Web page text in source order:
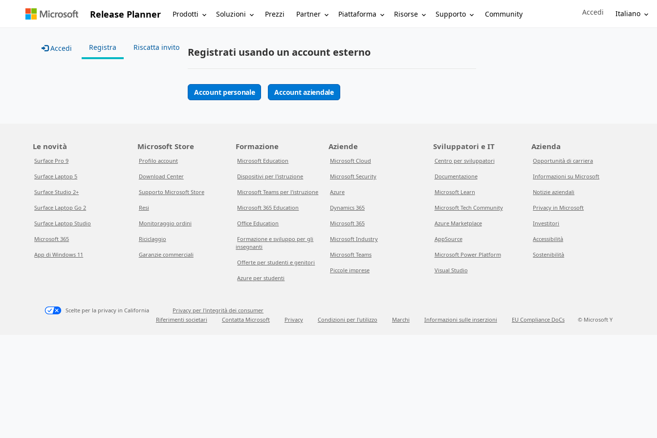
Release Planner Prodotti Soluzioni Prezzi Partner Piattaforma Risorse Supporto Community Sign in to your account
Accedi Italiano
Accedi Registra Riscatta invito Registrati usando un account esterno
Account personale Account aziendale
Le novità
Surface Pro 9
Surface Laptop 5
Surface Studio 2+
Surface Laptop Go 2
Surface Laptop Studio
Microsoft 365
App di Windows 11
Microsoft Store
Profilo account
Download Center
Supporto Microsoft Store
Resi
Monitoraggio ordini
Riciclaggio
Garanzie commerciali
Formazione
Microsoft Education
Dispositivi per l'istruzione
Microsoft Teams per l'istruzione
Microsoft 365 Education
Office Education
Formazione e sviluppo per gli
insegnanti
Offerte per studenti e genitori
Azure per studenti
Aziende
Microsoft Cloud
Microsoft Security
Azure
Dynamics 365
Microsoft 365
Microsoft Industry
Microsoft Teams
Piccole imprese
Sviluppatori e IT
Centro per sviluppatori
Documentazione
Microsoft Learn
Microsoft Tech Community
Azure Marketplace
AppSource
Microsoft Power Platform
Visual Studio
Azienda
Opportunità di carriera
Informazioni su Microsoft
Notizie aziendali
Privacy in Microsoft
Investitori
Accessibilità
Sostenibilità
Scelte per la privacy in California
Privacy per l'integrità dei consumer
Riferimenti societari
Contatta Microsoft Privacy Condizioni per l'utilizzo Marchi Informazioni sulle inserzioni EU Compliance DoCs © Microsoft Y